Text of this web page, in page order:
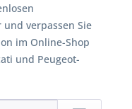
und verpassen Sie
im Online-Shop
und Peugeot-